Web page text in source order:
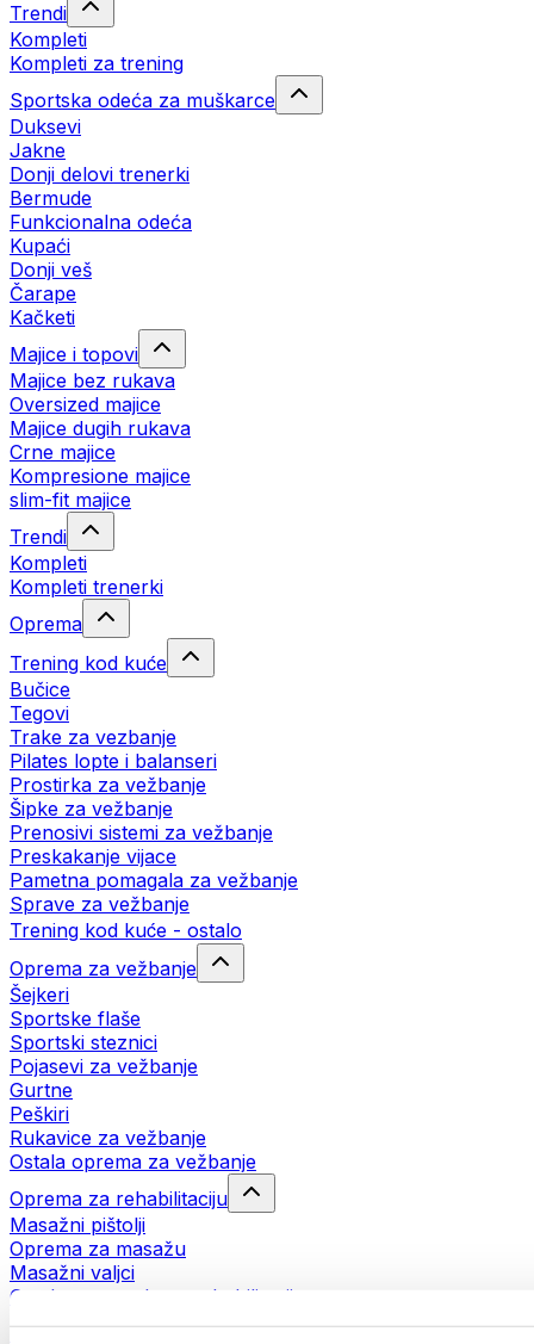
Trendi
Kompleti
Kompleti za trening
Sportska odeća za muškarce
Duksevi
Jakne
Donji delovi trenerki
Bermude
Funkcionalna odeća
Kupaći
Donji veš
Čarape
Kačketi
Majice i topovi
Majice bez rukava
Oversized majice
Majice dugih rukava
Crne majice
Kompresione majice
slim-fit majice
Trendi
Kompleti
Kompleti trenerki
Oprema
Trening kod kuće
Bučice
Tegovi
Trake za vezbanje
Pilates lopte i balanseri
Prostirka za vežbanje
Šipke za vežbanje
Prenosivi sistemi za vežbanje
Preskakanje vijace
Pametna pomagala za vežbanje
Sprave za vežbanje
Trening kod kuće - ostalo
Oprema za vežbanje
Šejkeri
Sportske flaše
Sportski steznici
Pojasevi za vežbanje
Gurtne
Peškiri
Rukavice za vežbanje
Ostala oprema za vežbanje
Oprema za rehabilitaciju
Masažni pištolji
Oprema za masažu
Masažni valjci
Ostala pomagala za rehabilitaciju
Torbe i rančevi